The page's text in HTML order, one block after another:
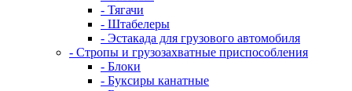
- Тягачи
- Штабелеры
- Эстакада для грузового автомобиля
- Стропы и грузозахватные приспособления
- Блоки
- Буксиры канатные